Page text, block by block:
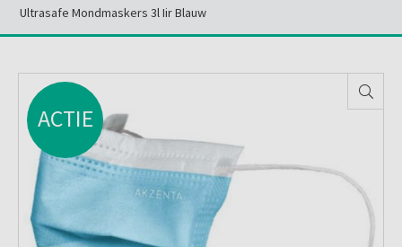
Ultrasafe Mondmaskers 3l Iir Blauw
ACTIE